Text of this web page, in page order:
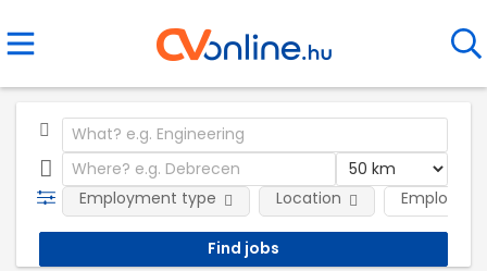
Employment type Employer
Location